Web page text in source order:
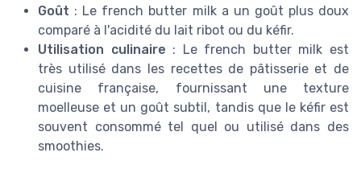
Goût : Le french butter milk a un goût plus doux
comparé à l'acidité du lait ribot ou du kéfir.
Utilisation culinaire : Le french butter milk est
très utilisé dans les recettes de pâtisserie et de
cuisine française, fournissant une texture
moelleuse et un goût subtil, tandis que le kéfir est
souvent consommé tel quel ou utilisé dans des
smoothies.